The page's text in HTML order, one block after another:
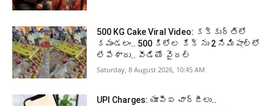
500 KG Cake Viral Video: కక్కుర్తిలో
కమండలం.. 500 కిలోల కేక్ ను 2 నిమిషాల్లో
లేపేశారు.. వీడియో వైరల్
Saturday, 8 August 2026, 10:45 AM
UPI Charges: యూపీఐ చార్జీలు..